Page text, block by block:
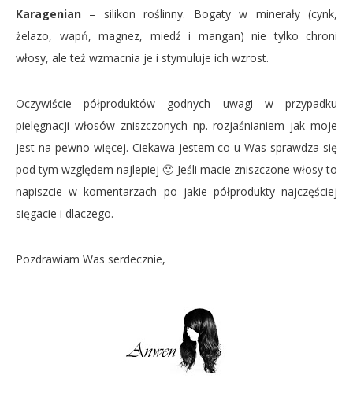
Karagenian – silikon roślinny. Bogaty w minerały (cynk,
żelazo, wapń, magnez, miedź i mangan) nie tylko chroni
włosy, ale też wzmacnia je i stymuluje ich wzrost.
Oczywiście półproduktów godnych uwagi w przypadku
pielęgnacji włosów zniszczonych np. rozjaśnianiem jak moje
jest na pewno więcej. Ciekawa jestem co u Was sprawdza się
pod tym względem najlepiej 🙂 Jeśli macie zniszczone włosy to
napiszcie w komentarzach po jakie półprodukty najczęściej
sięgacie i dlaczego.
Pozdrawiam Was serdecznie,